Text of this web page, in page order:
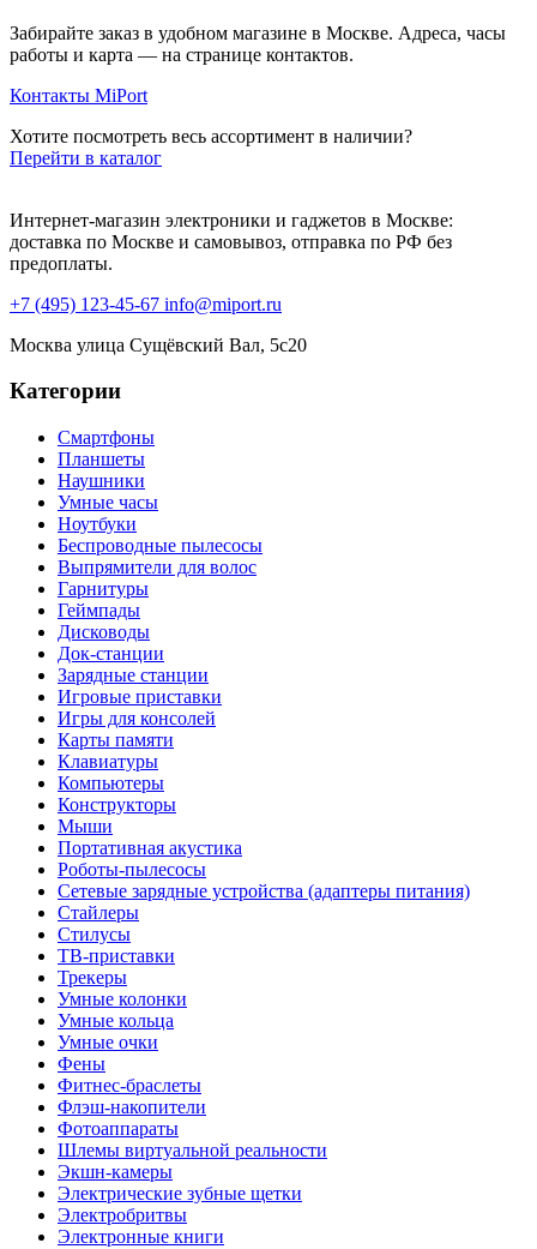
Забирайте заказ в удобном магазине в Москве. Адреса, часы
работы и карта — на странице контактов.
Контакты MiPort
Хотите посмотреть весь ассортимент в наличии?
Перейти в каталог
Интернет-магазин электроники и гаджетов в Москве:
доставка по Москве и самовывоз, отправка по РФ без
предоплаты.
+7 (495) 123-45-67 info@miport.ru
Москва улица Сущёвский Вал, 5с20
Категории
Смартфоны
Планшеты
Наушники
Умные часы
Ноутбуки
Беспроводные пылесосы
Выпрямители для волос
Гарнитуры
Геймпады
Дисководы
Док-станции
Зарядные станции
Игровые приставки
Игры для консолей
Карты памяти
Клавиатуры
Компьютеры
Конструкторы
Мыши
Портативная акустика
Роботы-пылесосы
Сетевые зарядные устройства (адаптеры питания)
Стайлеры
Стилусы
ТВ-приставки
Трекеры
Умные колонки
Умные кольца
Умные очки
Фены
Фитнес-браслеты
Флэш-накопители
Фотоаппараты
Шлемы виртуальной реальности
Экшн-камеры
Электрические зубные щетки
Электробритвы
Электронные книги